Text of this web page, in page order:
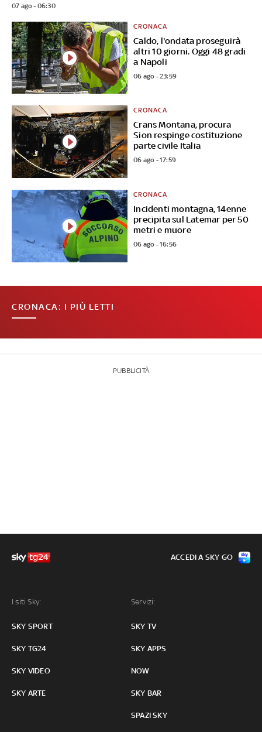
07 ago - 06:30
Caldo, l'ondata proseguirà
altri 10 giorni. Oggi 48 gradi
a Napoli
CRONACA
06 ago - 23:59
Crans Montana, procura
Sion respinge costituzione
parte civile Italia
CRONACA
06 ago - 17:59
Incidenti montagna, 14enne
precipita sul Latemar per 50
metri e muore
CRONACA
06 ago - 16:56
CRONACA: I PIÙ LETTI
PUBBLICITÀ
I siti Sky:
SKY SPORT
SKY TG24
SKY VIDEO
SKY ARTE
Servizi:
SKY TV
SKY APPS
NOW
SKY BAR
SPAZI SKY
ACCEDI A SKY GO